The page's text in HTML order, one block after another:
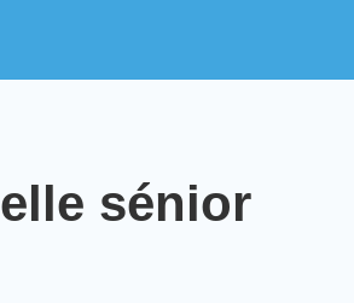
sénior